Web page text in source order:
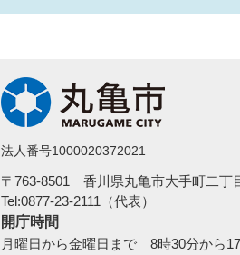
法人番号1000020372021
〒763-8501 香川県丸亀市大手町二丁
Tel:0877-23-2111（代表）
開庁時間
月曜日から金曜日まで 8時30分から